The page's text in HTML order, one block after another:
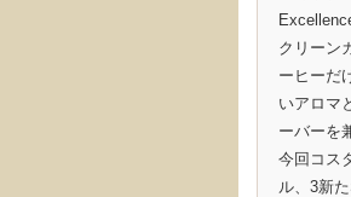
クリーン
ーヒーだ
いアロマ
ーバーを
今回コス
ル、3新